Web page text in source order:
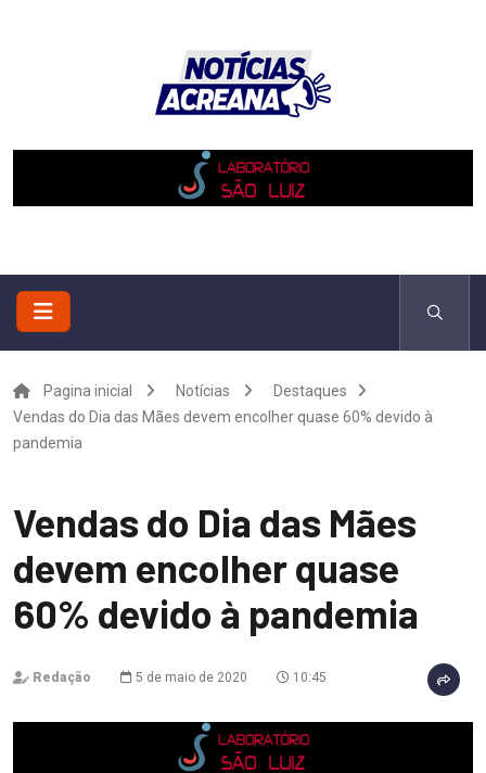
Pagina inicial Notícias
Destaques
Vendas do Dia das Mães devem encolher quase 60% devido à
pandemia
Vendas do Dia das Mães
devem encolher quase
60% devido à pandemia
Redação 5 de maio de 2020 10:45